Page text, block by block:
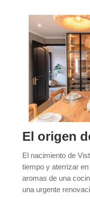
El origen
El nacimiento de
tiempo y aterrizar
aromas de una
una urgente